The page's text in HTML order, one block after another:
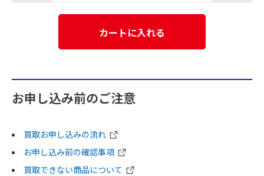
カートに入れる
お申し込み前のご注意
買取お申し込みの流れ
お申し込み前の確認事項
買取できない商品について